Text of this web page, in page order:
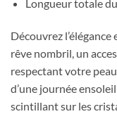
Longueur totale
Découvrez
rêve nombril, un
respectant votre
d’une journée
scintillant sur les